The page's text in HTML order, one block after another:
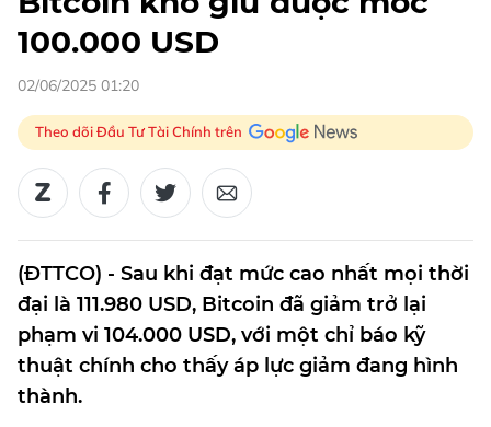
100.000 USD
02/06/2025 01:20
Theo dõi Đầu Tư Tài Chính trên
(ĐTTCO) - Sau khi đạt mức cao nhất mọi thời
đại là 111.980 USD, Bitcoin đã giảm trở lại
phạm vi 104.000 USD, với một chỉ báo kỹ
thuật chính cho thấy áp lực giảm đang hình
thành.